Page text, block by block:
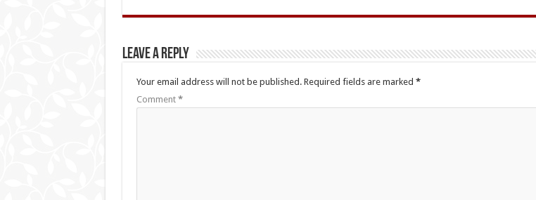
Leave a Reply
Your email address will not be published. Required fields are marked *
Comment *